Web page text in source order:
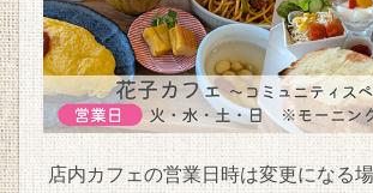
店内カフェの営業日時は変更になる